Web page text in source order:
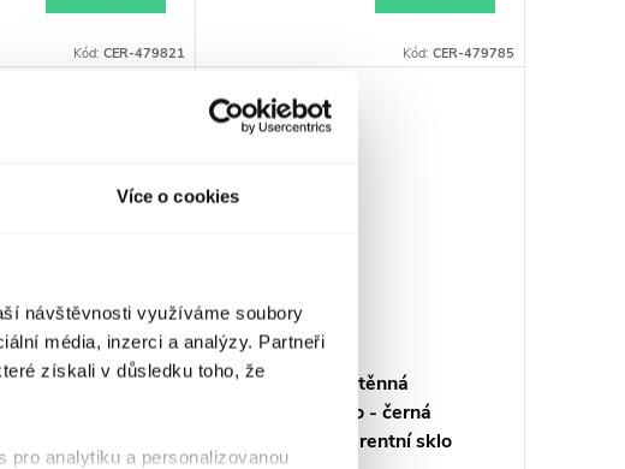
Více o cookies
návštěvnosti využíváme soubory
média, inzerci a analýzy. Partneři
získali v důsledku toho, že
analytiku a personalizovanou
Kód: CER-479821 Kód: CER-479785
CERANO - Nástěnná
mýdlenka Lineo - černá
matná, transparentní sklo